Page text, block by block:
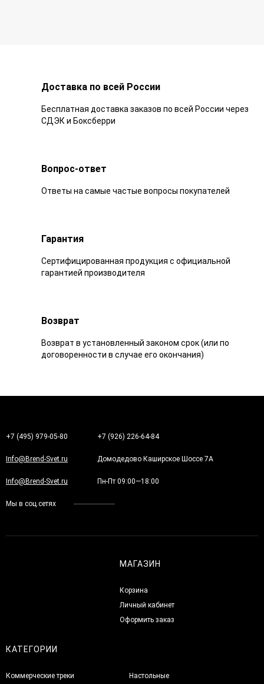
Доставка по всей России
Бесплатная доставка заказов по всей России через
СДЭК и Боксберри
Вопрос-ответ
Ответы на самые частые вопросы покупателей
Гарантия
Сертифицированная продукция с официальной
гарантией производителя
Возврат
Возврат в установленный законом срок (или по
договоренности в случае его окончания)
+7 (495) 979-05-80 +7 (926) 226-64-84
Info@Brend-Svet.ru Домодедово Каширское Шоссе 7А
Info@Brend-Svet.ru Пн-Пт 09:00—18:00
Мы в соц.сетях
МАГАЗИН
Корзина
Личный кабинет
Оформить заказ
КАТЕГОРИИ
Коммерческие треки
Настольные